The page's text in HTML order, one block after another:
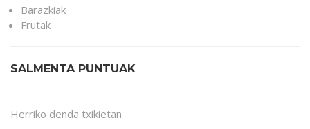
Barazkiak
Frutak
SALMENTA PUNTUAK
Herriko denda txikietan